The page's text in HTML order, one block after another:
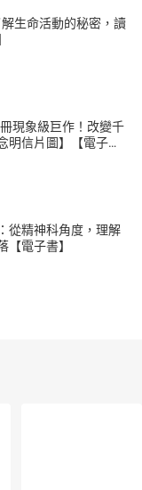
生命活動的秘密，讀
現象級巨作！改變千
明信片圖】【電子
從精神科角度，理解
【電子書】